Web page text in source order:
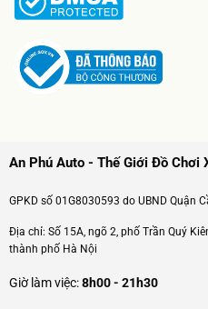
An Phú Auto - Thế Giới Đồ Chơi
GPKD số 01G8030593 do UBND Quận
Địa chỉ: Số 15A, ngõ 2, phố Trần Quý
thành phố Hà Nội
Giờ làm việc:8h00 - 21h30